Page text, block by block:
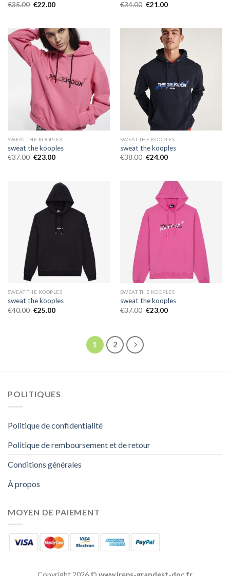
€35.00 €22.00
€34.00 €21.00
SWEAT THE KOOPLES
sweat the kooples
€37.00 €23.00
SWEAT THE KOOPLES
sweat the kooples
€38.00 €24.00
SWEAT THE KOOPLES
sweat the kooples
€40.00 €25.00
SWEAT THE KOOPLES
sweat the kooples
€37.00 €23.00
1 2
POLITIQUES
Politique de confidentialité
Politique de remboursement et de retour
Conditions générales
À propos
MOYEN DE PAIEMENT